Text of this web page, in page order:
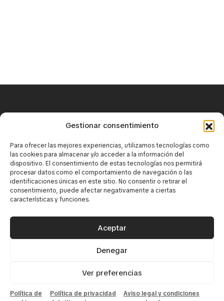
Gestionar consentimiento
Para ofrecer las mejores experiencias, utilizamos tecnologías como
las cookies para almacenar y/o acceder a la información del
dispositivo. El consentimiento de estas tecnologías nos permitirá
procesar datos como el comportamiento de navegación o las
identificaciones únicas en este sitio. No consentir o retirar el
consentimiento, puede afectar negativamente a ciertas
características y funciones.
Aceptar
Denegar
Ver preferencias
Política de
Política de privacidad
Aviso legal y condiciones
+34 671 25 18 43
contact@mirbaskov.com
Политика конфиденциальности